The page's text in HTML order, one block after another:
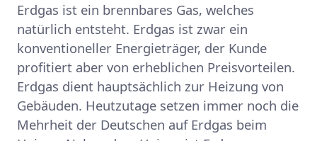
Erdgas ist ein brennbares Gas, welches
natürlich entsteht. Erdgas ist zwar ein
konventioneller Energieträger, der Kunde
profitiert aber von erheblichen Preisvorteilen.
Erdgas dient hauptsächlich zur Heizung von
Gebäuden. Heutzutage setzen immer noch die
Mehrheit der Deutschen auf Erdgas beim